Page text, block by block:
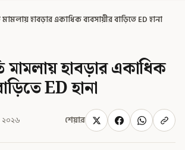
মামলায় হাবড়ার একাধিক ব্যবসায়ীর বাড়িতে ED হানা
মামলায় হাবড়ার একাধিক
ED হানা
২০২৬ শেয়ার